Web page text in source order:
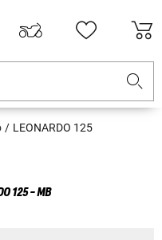
LEONARDO 125
125 - MB